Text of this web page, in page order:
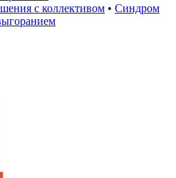
с коллективом • Синдром